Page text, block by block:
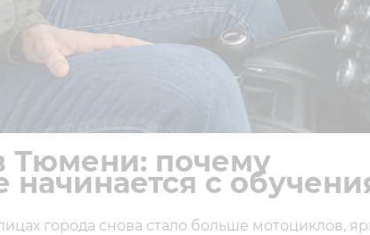
Тюмени: почему
начинается с
города снова стало больше мотоциклов,